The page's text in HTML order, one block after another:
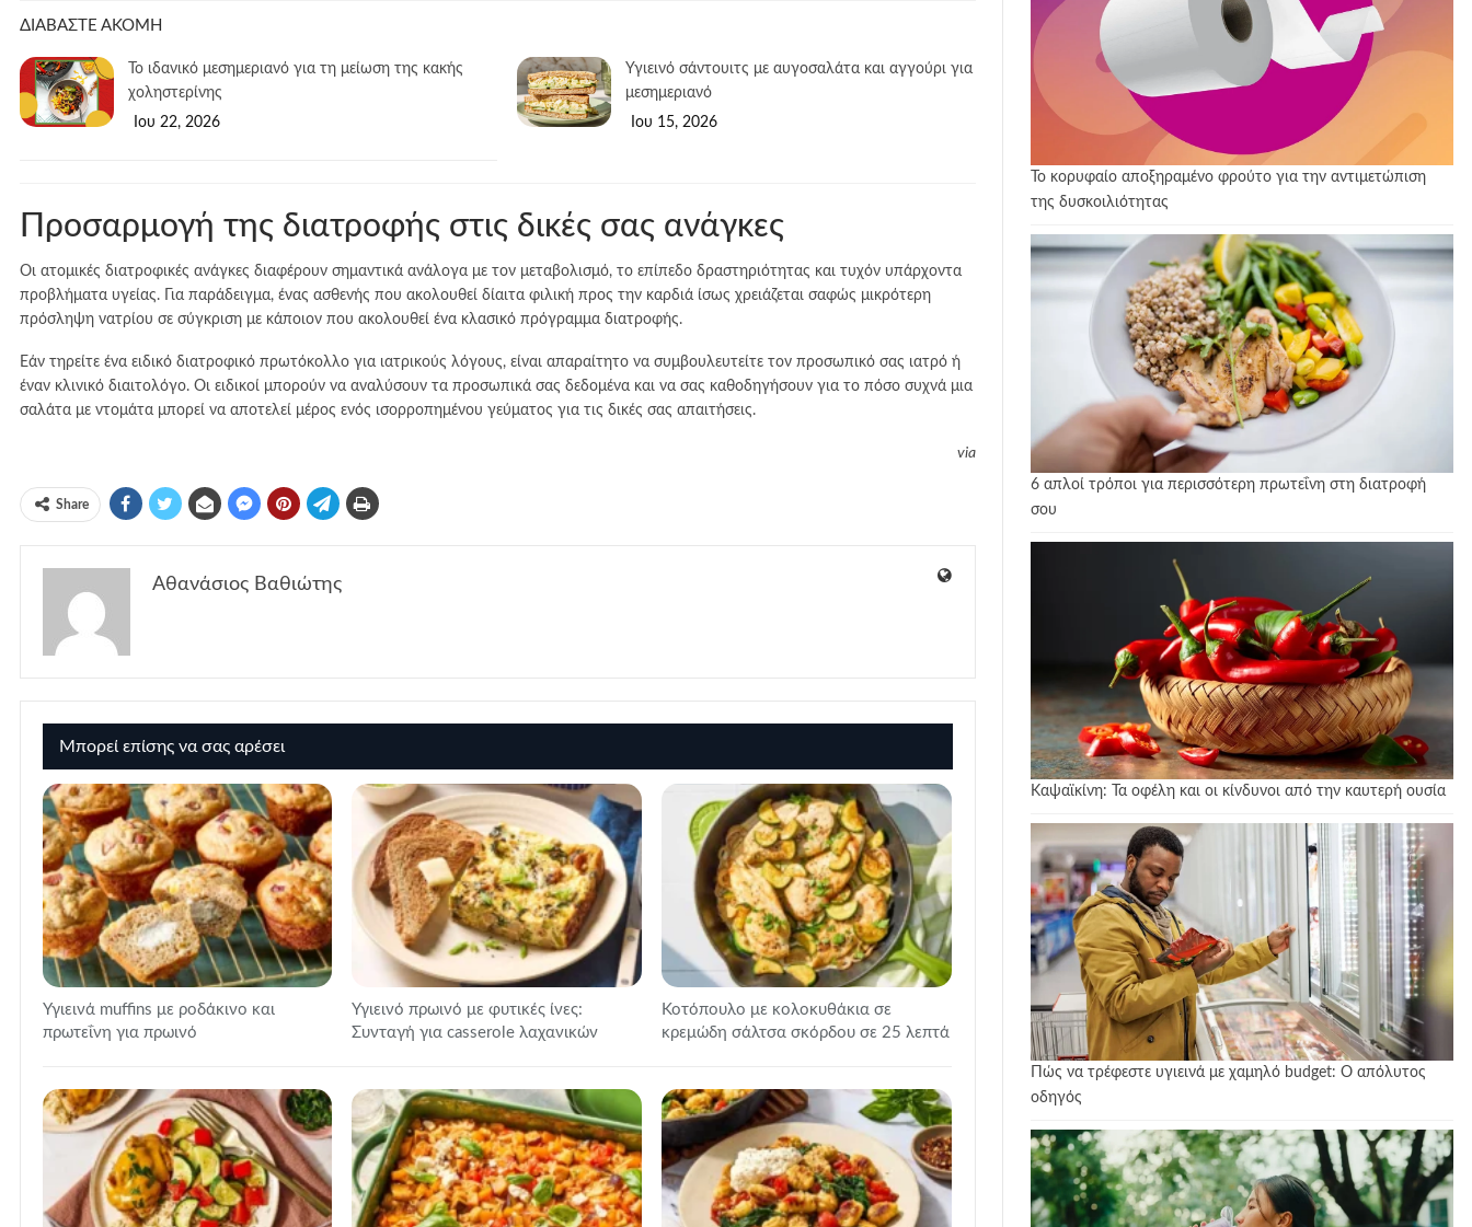
ΔΙΑΒΑΣΤΕ ΑΚΟΜΗ
Το ιδανικό μεσημεριανό για τη μείωση της κακής
χοληστερίνης
Ιου 22, 2026
Υγιεινό σάντουιτς με αυγοσαλάτα και αγγούρι για
μεσημεριανό
Ιου 15, 2026
Προσαρμογή της διατροφής στις δικές σας ανάγκες
Οι ατομικές διατροφικές ανάγκες διαφέρουν σημαντικά ανάλογα με τον μεταβολισμό, το επίπεδο δραστηριότητας και τυχόν υπάρχοντα
προβλήματα υγείας. Για παράδειγμα, ένας ασθενής που ακολουθεί δίαιτα φιλική προς την καρδιά ίσως χρειάζεται σαφώς μικρότερη
πρόσληψη νατρίου σε σύγκριση με κάποιον που ακολουθεί ένα κλασικό πρόγραμμα διατροφής.
Εάν τηρείτε ένα ειδικό διατροφικό πρωτόκολλο για ιατρικούς λόγους, είναι απαραίτητο να συμβουλευτείτε τον προσωπικό σας ιατρό ή
έναν κλινικό διαιτολόγο. Οι ειδικοί μπορούν να αναλύσουν τα προσωπικά σας δεδομένα και να σας καθοδηγήσουν για το πόσο συχνά μια
σαλάτα με ντομάτα μπορεί να αποτελεί μέρος ενός ισορροπημένου γεύματος για τις δικές σας απαιτήσεις.
via
Share
Αθανάσιος Βαθιώτης
Μπορεί επίσης να σας αρέσει
Υγιεινά muffins με ροδάκινο και
πρωτεΐνη για πρωινό
Υγιεινό πρωινό με φυτικές ίνες:
Συνταγή για casserole λαχανικών
Κοτόπουλο με κολοκυθάκια σε
κρεμώδη σάλτσα σκόρδου σε 25 λεπτά
Το κορυφαίο αποξηραμένο φρούτο για την αντιμετώπιση
της δυσκοιλιότητας
6 απλοί τρόποι για περισσότερη πρωτεΐνη στη διατροφή
σου
Καψαϊκίνη: Τα οφέλη και οι κίνδυνοι από την καυτερή ουσία
Πώς να τρέφεστε υγιεινά με χαμηλό budget: Ο απόλυτος
οδηγός